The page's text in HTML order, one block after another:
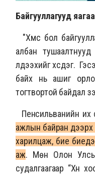
Байгууллагууд
"Хүмүүс бол
албан
үлдээхийг хүсдэг.
байх нь ашиг
тогтвортой байдал
Пенсильванийн их
ажлын байран дээрх
харилцаж, бие
аж. Мөн Олон
судалгаагаар “Хүн